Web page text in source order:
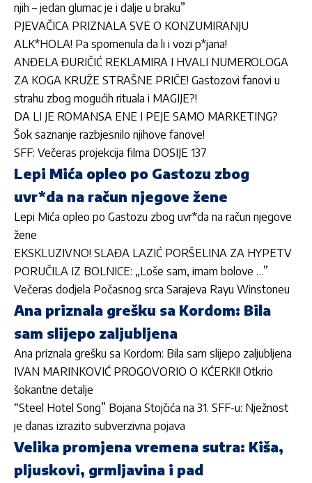
njih – jedan glumac je i dalje u braku”
PJEVAČICA PRIZNALA SVE O KONZUMIRANJU
ALK*HOLA! Pa spomenula da li i vozi p*jana!
ANĐELA ĐURIČIĆ REKLAMIRA I HVALI NUMEROLOGA
ZA KOGA KRUŽE STRAŠNE PRIČE! Gastozovi fanovi u
strahu zbog mogućih rituala i MAGIJE?!
DA LI JE ROMANSA ENE I PEJE SAMO MARKETING?
Šok saznanje razbjesnilo njihove fanove!
SFF: Večeras projekcija filma DOSIJE 137
Lepi Mića opleo po Gastozu zbog
uvr*da na račun njegove žene
Lepi Mića opleo po Gastozu zbog uvr*da na račun njegove
žene
EKSKLUZIVNO! SLAĐA LAZIĆ PORŠELINA ZA HYPETV
PORUČILA IZ BOLNICE: „Loše sam, imam bolove …”
Večeras dodjela Počasnog srca Sarajeva Rayu Winstoneu
Ana priznala grešku sa Kordom: Bila
sam slijepo zaljubljena
Ana priznala grešku sa Kordom: Bila sam slijepo zaljubljena
IVAN MARINKOVIĆ PROGOVORIO O KĆERKI! Otkrio
šokantne detalje
“Steel Hotel Song” Bojana Stojčića na 31. SFF-u: Nježnost
je danas izrazito subverzivna pojava
Velika promjena vremena sutra: Kiša,
pljuskovi, grmljavina i pad